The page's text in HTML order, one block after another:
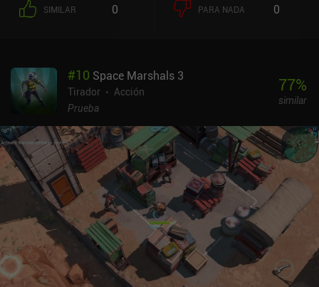
SIMILAR 0 PARA NADA 0
#10 Space Marshals 3
Tirador
Acción
Prueba
77%
similar